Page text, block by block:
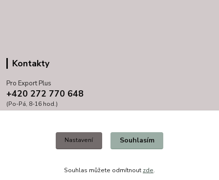
Kontakty
Pro Export Plus
+420 272 770 648
(Po-Pá, 8-16 hod.)
Nastavení Souhlasím
Souhlas můžete odmítnout zde.